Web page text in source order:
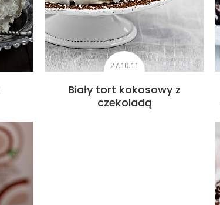
27.10.11
Biały tort kokosowy z
czekoladą